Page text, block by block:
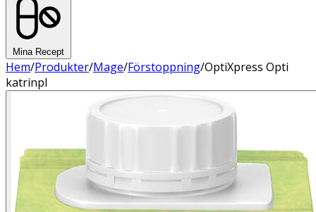
Mina Recept
Hem/Produkter/Mage/Förstoppning/OptiXpress Opti
katrinpl